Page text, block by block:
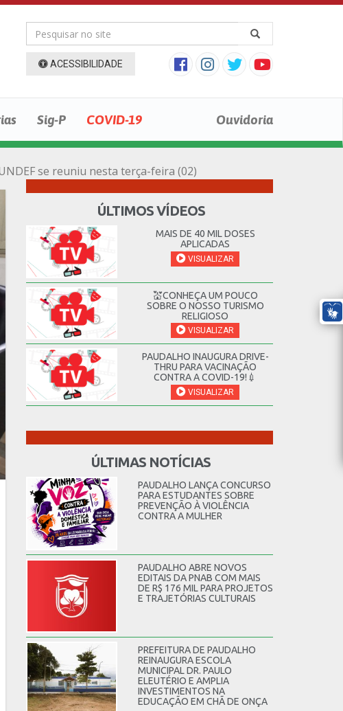
ACESSIBILIDADE
Sig-P COVID-19 Ouvidoria
se reuniu nesta terça-feira (02)
ÚLTIMOS VÍDEOS
MAIS DE 40 MIL DOSES
APLICADAS
VISUALIZAR
💒CONHEÇA UM POUCO
SOBRE O NOSSO TURISMO
RELIGIOSO
VISUALIZAR
PAUDALHO INAUGURA DRIVE-
THRU PARA VACINAÇÃO
CONTRA A COVID-19!💉
VISUALIZAR
ÚLTIMAS NOTÍCIAS
PAUDALHO LANÇA CONCURSO
PARA ESTUDANTES SOBRE
PREVENÇÃO À VIOLÊNCIA
CONTRA A MULHER
PAUDALHO ABRE NOVOS
EDITAIS DA PNAB COM MAIS
DE R$ 176 MIL PARA PROJETOS
E TRAJETÓRIAS CULTURAIS
PREFEITURA DE PAUDALHO
REINAUGURA ESCOLA
MUNICIPAL DR. PAULO
ELEUTÉRIO E AMPLIA
INVESTIMENTOS NA
EDUCAÇÃO EM CHÃ DE ONÇA